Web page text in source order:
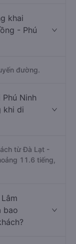
khai
- Phú
đường.
Ninh
khi di
từ Đà Lạt -
11.6 tiếng,
bao